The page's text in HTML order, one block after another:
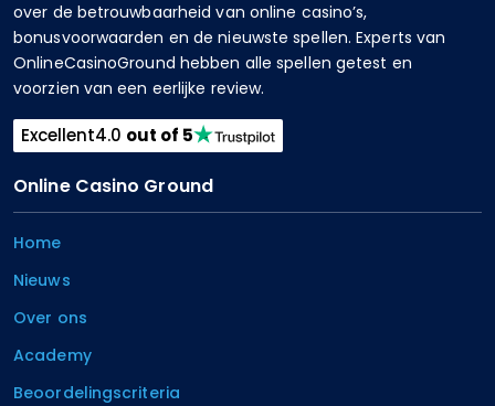
over de betrouwbaarheid van online casino’s,
bonusvoorwaarden en de nieuwste spellen. Experts van
OnlineCasinoGround hebben alle spellen getest en
voorzien van een eerlijke review.
Excellent4.0 out of 5
Online Casino Ground
Home
Nieuws
Over ons
Academy
Beoordelingscriteria